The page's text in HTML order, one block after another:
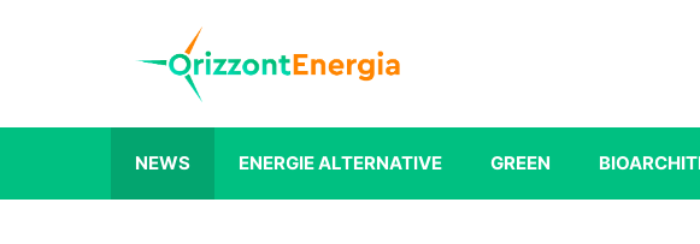
NEWS ENERGIE ALTERNATIVE GREEN